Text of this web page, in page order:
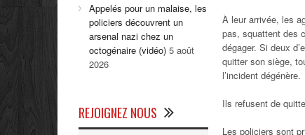
À leur arrivée, les
pas, squattent des
dégager. Si deux
quitter son siège,
l’incident dégénère.
Ils refusent de
Les policiers sont
Appelés pour un malaise, les
policiers découvrent un
arsenal nazi chez un
octogénaire (vidéo) 5 août
2026
REJOIGNEZ NOUS